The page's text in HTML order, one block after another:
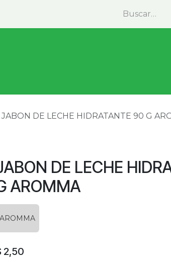
JABON DE LECHE HIDRATANTE 90 G
DE LECHE
AROMMA
AROMMA
2,50